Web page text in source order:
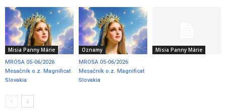
Misia Panny Márie
MROSA 05-06/2026
Mesačník o.z. Magnificat
Slovakia
Oznamy
MROSA 05-06/2026
Mesačník o.z. Magnificat
Slovakia
Misia Panny Márie